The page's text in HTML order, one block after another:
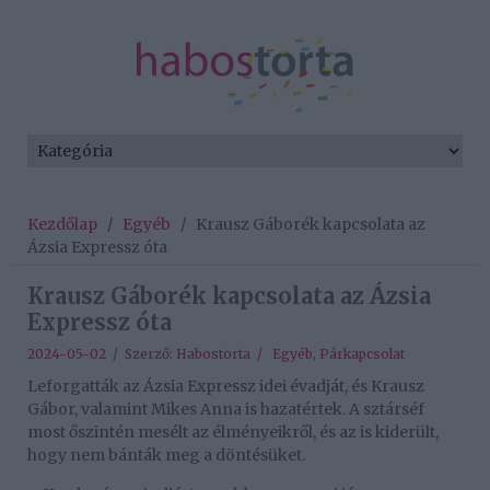
Kezdőlap / Egyéb / Krausz Gáborék kapcsolata az
Ázsia Expressz óta
Krausz Gáborék kapcsolata az Ázsia
Expressz óta
2024-05-02 / Szerző: Habostorta / Egyéb, Párkapcsolat
Leforgatták az Ázsia Expressz idei évadját, és Krausz
Gábor, valamint Mikes Anna is hazatértek. A sztárséf
most őszintén mesélt az élményeikről, és az is kiderült,
hogy nem bánták meg a döntésüket.